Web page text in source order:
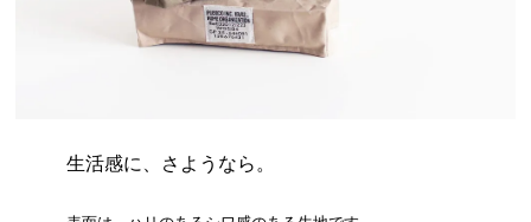
生活感に、さようなら。